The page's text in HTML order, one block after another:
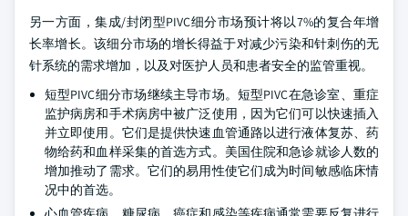
另一方面，集成/封闭型PIVC细分市场预计将以7%的复合年增
长率增长。该细分市场的增长得益于对减少污染和针刺伤的无
针系统的需求增加，以及对医护人员和患者安全的监管重视。
短型PIVC细分市场继续主导市场。短型PIVC在急诊室、重症
监护病房和手术病房中被广泛使用，因为它们可以快速插入
并立即使用。它们是提供快速血管通路以进行液体复苏、药
物给药和血样采集的首选方式。美国住院和急诊就诊人数的
增加推动了需求。它们的易用性使它们成为时间敏感临床情
况中的首选。